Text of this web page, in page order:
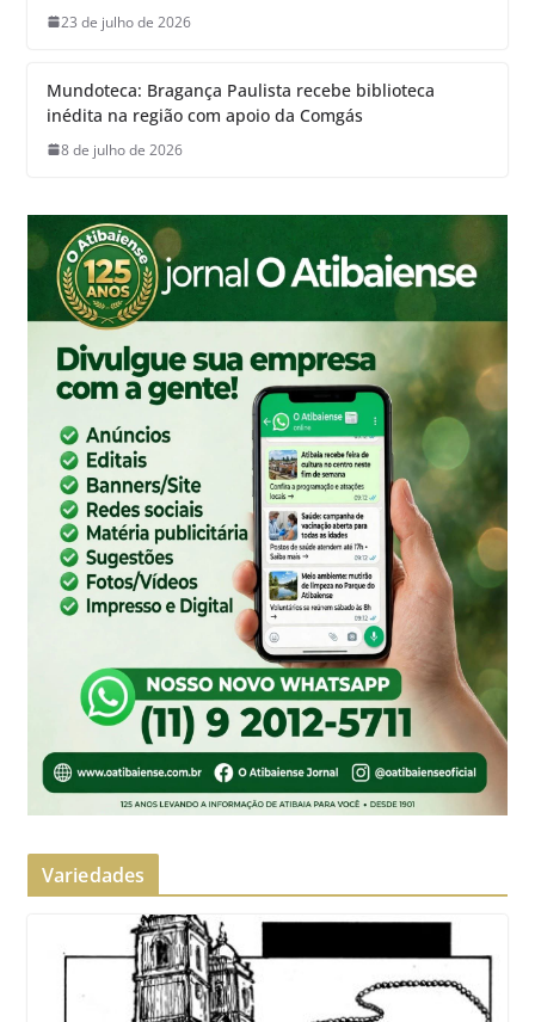
23 de julho de 2026
Mundoteca: Bragança Paulista recebe biblioteca
inédita na região com apoio da Comgás
8 de julho de 2026
Variedades